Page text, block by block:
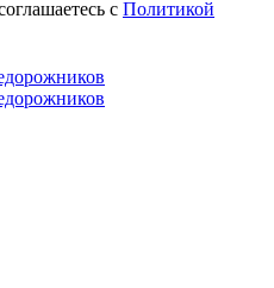
с Политикой